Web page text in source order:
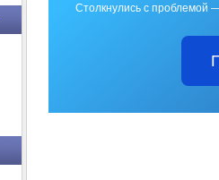
Столкнулись с проблемой